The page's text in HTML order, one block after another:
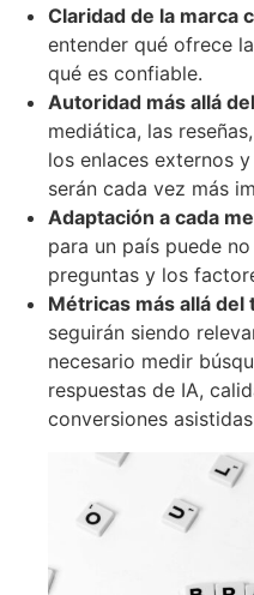
Claridad de la marca
entender qué ofrece
qué es confiable.
Autoridad más allá
mediática, las
los enlaces externos
serán cada vez más
Adaptación a cada
para un país puede
preguntas y los
Métricas más allá del
seguirán siendo
necesario medir
respuestas de IA,
conversiones